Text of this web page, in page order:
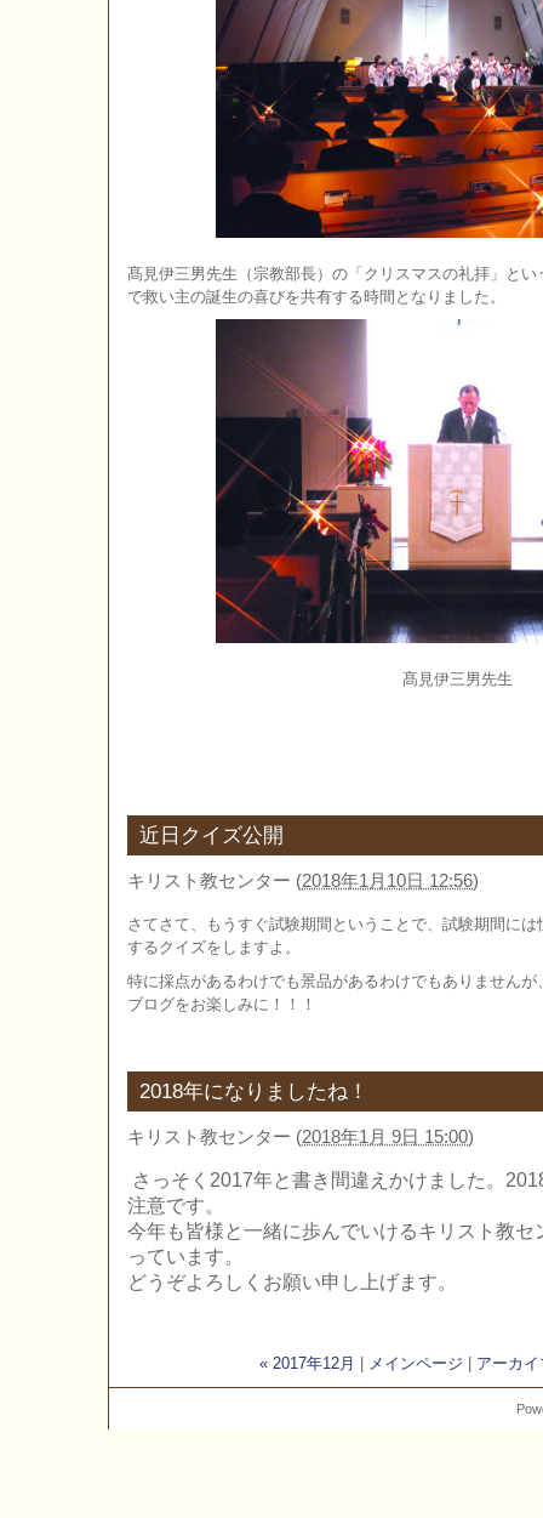
髙見伊三男先生（宗教部長）の「クリスマスの礼拝」と
で救い主の誕生の喜びを共有する時間となりました。
髙見伊三男先生
近日クイズ公開
キリスト教センター (2018年1月10日 12:56)
さてさて、もうすぐ試験期間ということで、試験期間に
するクイズをしますよ。
特に採点があるわけでも景品があるわけでもありません
ブログをお楽しみに！！！
2018年になりましたね！
キリスト教センター (2018年1月 9日 15:00)
さっそく2017年と書き間違えかけました。
注意です。
今年も皆様と一緒に歩んでいけるキリスト教
っています。
どうぞよろしくお願い申し上げます。
« 2017年12月 | メインページ | アーカイ